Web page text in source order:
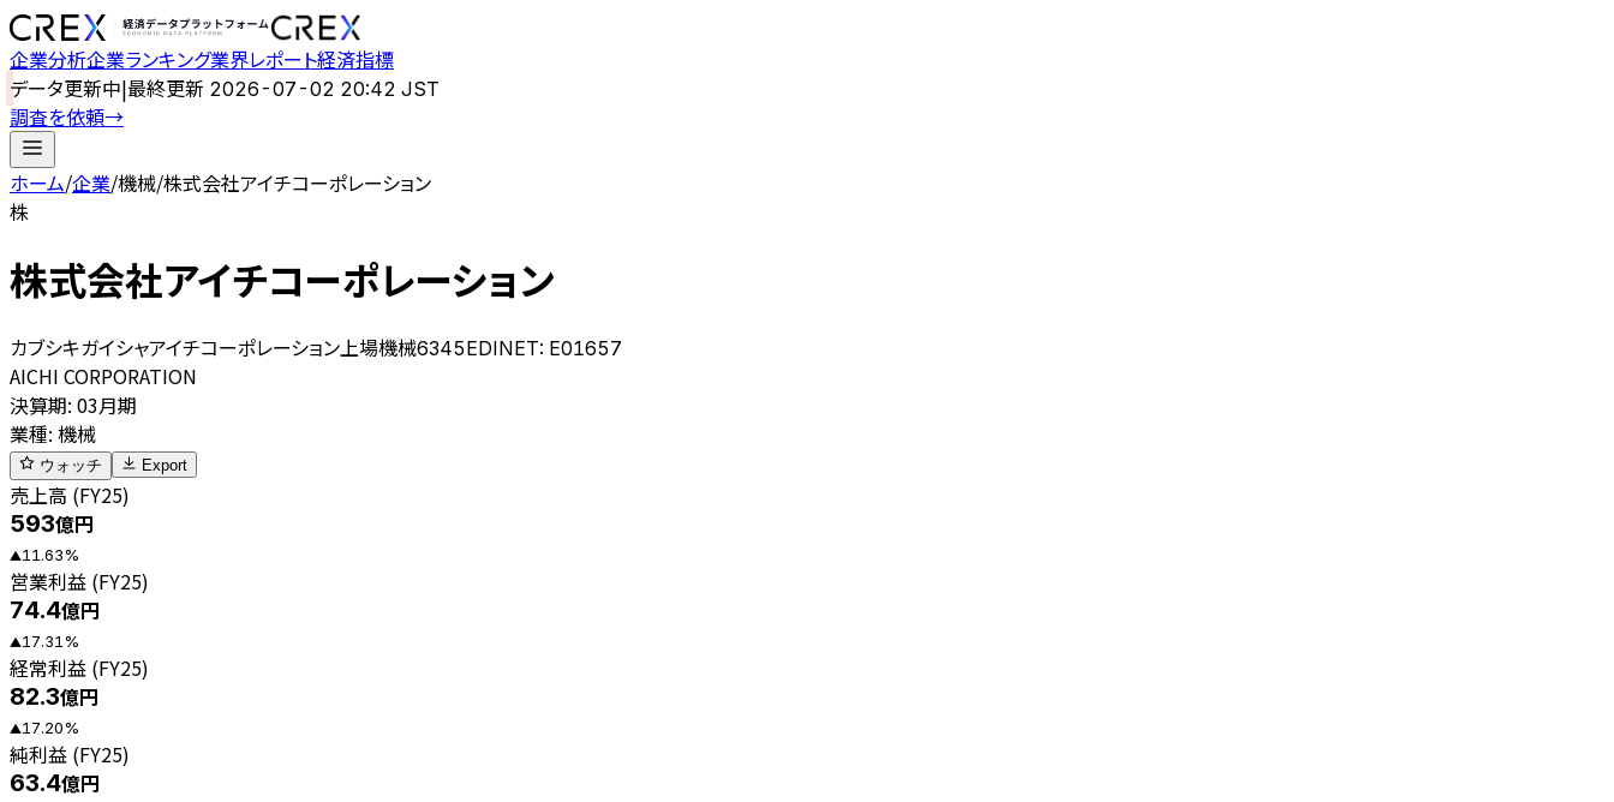
企業分析企業ランキング業界レポート経済指標
データ更新中|最終更新 2026-07-02 20:42 JST
調査を依頼→
ホーム/企業/機械/株式会社アイチコーポレーション
株
株式会社アイチコーポレーション
カブシキガイシャアイチコーポレーション 上場機械6345EDINET: E01657
AICHI CORPORATION
決算期: 03月期
業種: 機械
ウォッチ Export
売上高 (FY25)
593億円
▲11.63%
営業利益 (FY25)
74.4億円
▲17.31 %
経常利益 (FY25)
82.3億円
▲17.20%
純利益 (FY25)
63.4億円